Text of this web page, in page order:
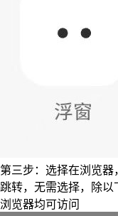
第三步：选择在浏览
跳转，无需选择，除
浏览器均可访问